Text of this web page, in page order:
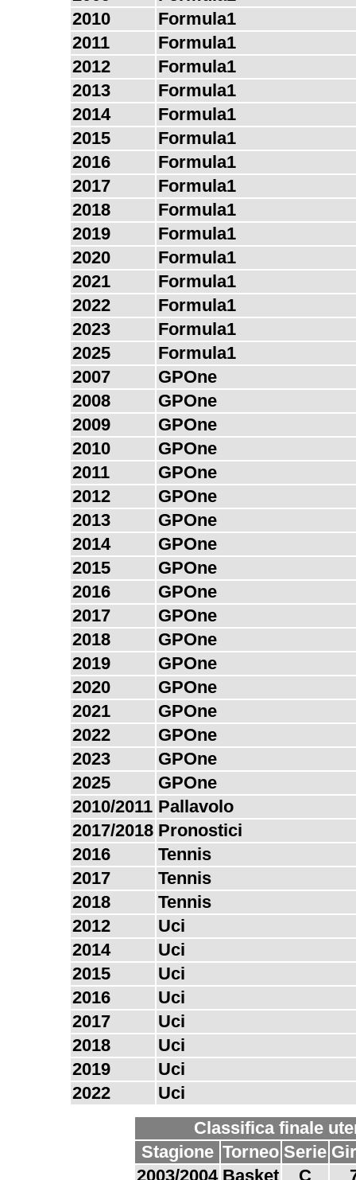
2010
Formula1
2011
Formula1
2012
Formula1
2013
Formula1
2014
Formula1
2015
Formula1
2016
Formula1
2017
Formula1
2018
Formula1
2019
Formula1
2020
Formula1
2021
Formula1
2022
Formula1
2023
Formula1
2025
Formula1
2007
GPOne
2008
GPOne
2009
GPOne
2010
GPOne
2011
GPOne
2012
GPOne
2013
GPOne
2014
GPOne
2015
GPOne
2016
GPOne
2017
GPOne
2018
GPOne
2019
GPOne
2020
GPOne
2021
GPOne
2022
GPOne
2023
GPOne
2025
GPOne
2010/2011 Pallavolo
2017/2018 Pronostici
2016
Tennis
2017
Tennis
2018
Tennis
2012
Uci
2014
Uci
2015
Uci
2016
Uci
2017
Uci
2018
Uci
2019
Uci
2022
Uci
Classifica finale
Stagione Torneo Serie
2003/2004 Basket C